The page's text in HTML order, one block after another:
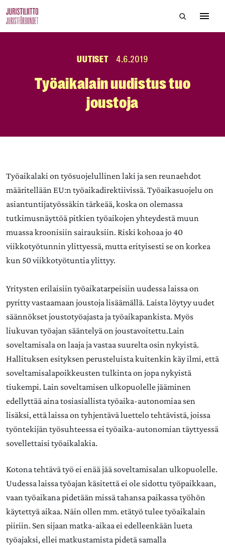
to
Hae
UUTISET 4.6.2019
Työaikalain uudistus tuo
joustoja
Työaikalaki on työsuojelullinen laki ja sen reunaehdot
määritellään EU:n työaikadirektiivissä. Työaikasuojelu on
asiantuntijatyössäkin tärkeää, koska on olemassa
tutkimusnäyttöä pitkien työaikojen yhteydestä muun
muassa kroonisiin sairauksiin. Riski kohoaa jo 40
viikkotyötunnin ylittyessä, mutta erityisesti se on korkea
kun 50 viikkotyötuntia ylittyy.
Yritysten erilaisiin työaikatarpeisiin uudessa laissa on
pyritty vastaamaan joustoja lisäämällä. Laista löytyy uudet
säännökset joustotyöajasta ja työaikapankista. Myös
liukuvan työajan sääntelyä on joustavoitettu.Lain
soveltamisala on laaja ja vastaa suurelta osin nykyistä.
Hallituksen esityksen perusteluista kuitenkin käy ilmi, että
soveltamisalapoikkeusten tulkinta on jopa nykyistä
tiukempi. Lain soveltamisen ulkopuolelle jääminen
edellyttää aina tosiasiallista työaika-autonomiaa sen
lisäksi, että laissa on tyhjentävä luettelo tehtävistä, joissa
työntekijän työsuhteessa ei työaika-autonomian täyttyessä
sovellettaisi työaikalakia.
Kotona tehtävä työ ei enää jää soveltamisalan ulkopuolelle.
Uudessa laissa työajan käsitettä ei ole sidottu työpaikkaan,
vaan työaikana pidetään missä tahansa paikassa työhön
käytettyä aikaa. Näin ollen mm. etätyö tulee työaikalain
piiriin. Sen sijaan matka-aikaa ei edelleenkään lueta
työajaksi, ellei matkustamista pidetä samalla